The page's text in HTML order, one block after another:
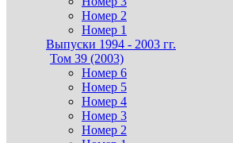
Номер 2
Номер 1
Выпуски 1994 - 2003 гг.
Том 39 (2003)
Номер 6
Номер 5
Номер 4
Номер 3
Номер 2